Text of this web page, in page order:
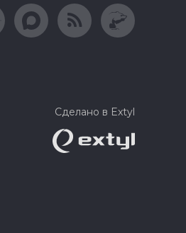
Сделано в Extyl